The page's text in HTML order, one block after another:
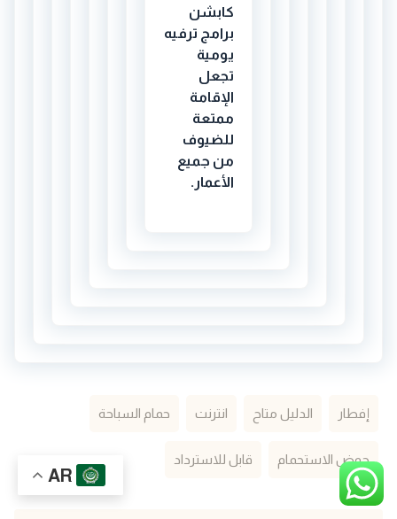
كابشن
برامج ترفيه
يومية
تجعل
الإقامة
ممتعة
للضيوف
من جميع
الأعمار.
إفطار الدليل متاح انترنت حمام السباحة
حوض الاستحمام قابل للاسترداد
AR